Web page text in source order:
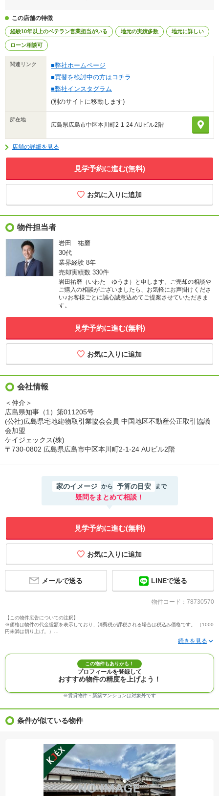
この店舗の特徴
経験10年以上のベテラン営業担当がいる 地元の実績多数 地元に詳しい
ローン相談可
関連リンク
■弊社ホームページ
■買替を検討中の方はコチラ
■弊社インスタグラム
(別のサイトに移動します)
所在地
広島県広島市中区本川町2-1-24 AUビル2階
店舗の詳細を見る
見学予約に進む(無料)
物件担当者
岩田 祐磨
30代
業界経験 8年
売却実績数 330件
岩田祐磨（いわた ゆうま）と申します。ご売却の相談や
ご購入の相談がございましたら、お気軽にお声掛けくださ
い♪お客様ごとに誠心誠意込めてご提案させていただきま
す。
見学予約に進む(無料)
会社情報
＜仲介＞
広島県知事（1）第011205号
(公社)広島県宅地建物取引業協会会員 中国地区不動産公正取引協議
会加盟
ケイジェックス(株)
〒730-0802 広島県広島市中区本川町2-1-24 AUビル2階
家のイメージ から 予算の目安 まで
疑問をまとめて相談！
見学予約に進む(無料)
メールで送る LINEで送る
物件コード：78730570
【この物件広告についての注釈】
※価格は物件の代金総額を表示しており、消費税が課税される場合は税込み価格です。 （1000
円未満は切り上げ。）
※写真に写っている、またはパース（絵）や間取り図に描かれている家具や車などは、特にコ
※建築条件付き土地価格には、建物価格は含まれません。
※物件情報は、原則として情報提供日の２日前に最終確認した情報です。
※完成予想図はいずれも外構、植栽、外観等実際のものとは多少異なることがあります。
※モデルルーム・モデルハウス・展示場・ショールームの画像の場合、今回販売の物件と異な
※ＣＧ合成の画像の場合、実際とは多少異なる場合があります。
※物件特徴：販売戸数が複数の物件は、全ての住戸に該当しない項目もあります。
※価格更新：物件価格が変更された日から１週間表示されます。
※建築条件土地の情報内に掲載されている、建物プラン例は、土地購入者の設計プランの参考
の一例であって、プランの採用可否は任意です。
※土地（建築条件なし）で「建物プラン例」が表記してある時、そのプラン例は特定の建築請
負会社によるもので、当該建築請負会社以外で建てた場合、同様のものが同価格で建てられる
とは限りません。また建築請負会社を特定するものではありません。
※建築条件付き土地とは、その土地に建築する建物の建築請負契約が、一定期間内に成立する
ことを条件として売買される土地のことをいいます。建築請負契約成立に向けて設計プランを
この物件もありかも！
プロフィールを登録して
おすすめ物件の精度を上げよう！
※賃貸物件・新築マンションは対象外です
条件が似ている物件